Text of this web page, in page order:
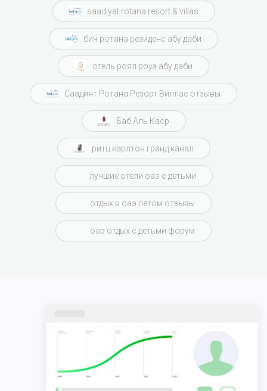
saadiyat rotana resort & villas
бич ротана резиденс абу даби
отель роял роуз абу даби
Саадият Ротана Резорт Виллас отзывы
Баб Аль Каср
ритц карлтон гранд канал
лучшие отели оаэ с детьми
отдых в оаэ летом отзывы
оаэ отдых с детьми форум